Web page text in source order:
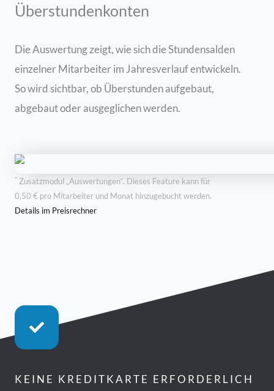
Überstundenkonten
Die Auswertung zeigt, wie sich die Stundensalden
einzelner Mitarbeiter im Jahresverlauf entwickeln.
So wird sichtbar, ob Überstunden aufgebaut,
abgebaut oder ausgeglichen werden.
* Zusatzmodul „Auswertungen“. Dieses Feature kann für
0,50 € pro Mitarbeiter und Monat hinzugebucht werden.
Details im Preisrechner
KEINE KREDITKARTE ERFORDERLICH